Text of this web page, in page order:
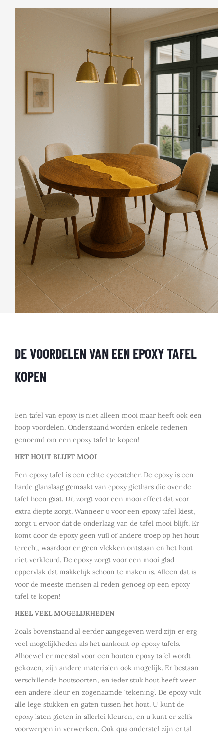
DE VOORDELEN VAN EEN EPOXY TAFEL
KOPEN
Een tafel van epoxy is niet alleen mooi maar heeft ook een
hoop voordelen. Onderstaand worden enkele redenen
genoemd om een epoxy tafel te kopen!
HET HOUT BLIJFT MOOI
Een epoxy tafel is een echte eyecatcher. De epoxy is een
harde glanslaag gemaakt van epoxy giethars die over de
tafel heen gaat. Dit zorgt voor een mooi effect dat voor
extra diepte zorgt. Wanneer u voor een epoxy tafel kiest,
zorgt u ervoor dat de onderlaag van de tafel mooi blijft. Er
komt door de epoxy geen vuil of andere troep op het hout
terecht, waardoor er geen vlekken ontstaan en het hout
niet verkleurd. De epoxy zorgt voor een mooi glad
oppervlak dat makkelijk schoon te maken is. Alleen dat is
voor de meeste mensen al reden genoeg op een epoxy
tafel te kopen!
HEEL VEEL MOGELIJKHEDEN
Zoals bovenstaand al eerder aangegeven werd zijn er erg
veel mogelijkheden als het aankomt op epoxy tafels.
Alhoewel er meestal voor een houten epoxy tafel wordt
gekozen, zijn andere materialen ook mogelijk. Er bestaan
verschillende houtsoorten, en ieder stuk hout heeft weer
een andere kleur en zogenaamde ‘tekening’. De epoxy vult
alle lege stukken en gaten tussen het hout. U kunt de
epoxy laten gieten in allerlei kleuren, en u kunt er zelfs
voorwerpen in verwerken. Ook qua onderstel zijn er tal